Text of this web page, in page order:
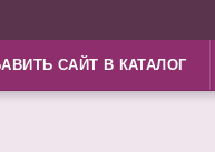
САЙТ В КАТАЛОГ